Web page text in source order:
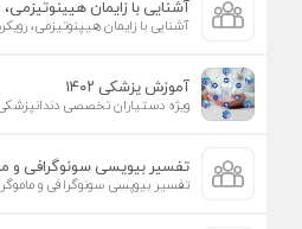
آموزش پزشکی ۱۴۰۲